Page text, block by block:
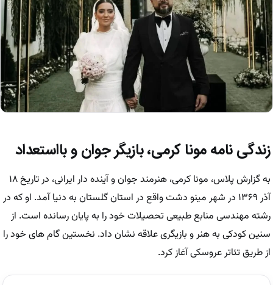
زندگی نامه مونا کرمی، بازیگر جوان و بااستعداد
به گزارش پلاس، مونا کرمی، هنرمند جوان و آینده دار ایرانی، در تاریخ ۱۸
آذر ۱۳۶۹ در شهر مینو دشت واقع در استان گلستان به دنیا آمد. او که در
رشته مهندسی منابع طبیعی تحصیلات خود را به پایان رسانده است. از
سنین کودکی به هنر و بازیگری علاقه نشان داد. نخستین گام های خود را
از طریق تئاتر عروسکی آغاز کرد.